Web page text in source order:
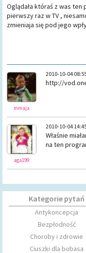
Oglądała któraś z was ten
pierwszy raz w TV ,
zmieniaja się pod jego
mmaja
2010-10-04
http://
aga199
2010-10-04
Właśnie
na ten
Kategorie pytań
Antykoncepcja
Bezpłodność
Choroby i zdrowie
Ciuszki dla bobasa